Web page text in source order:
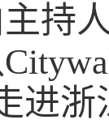
持
进